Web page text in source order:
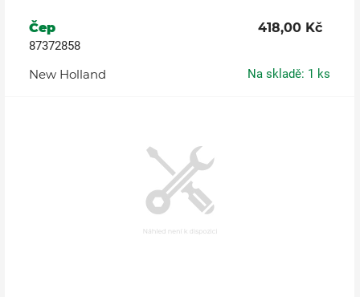
Čep 418,00 Kč
87372858
New Holland Na skladě: 1 ks